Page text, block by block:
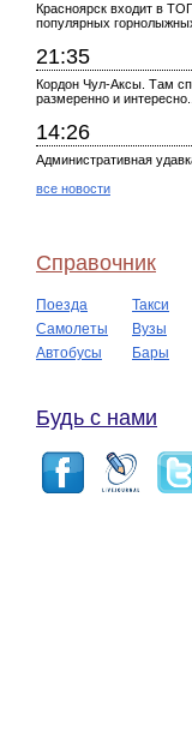
Красноярск входит в
популярных
21:35
Кордон Чул-Аксы. Там
размеренно и интересно...
14:26
Административная
все новости
Справочник
Поезда Такси
Самолеты
Вузы
Автобусы
Бары
Будь с нами